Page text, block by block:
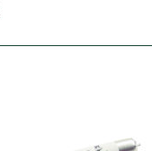
überspringen